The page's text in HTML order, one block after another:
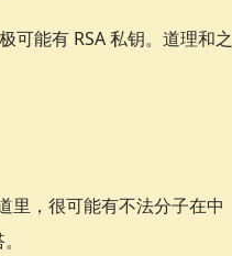
可能有 RSA 私钥。道理和之
里，很可能有不法分子在中